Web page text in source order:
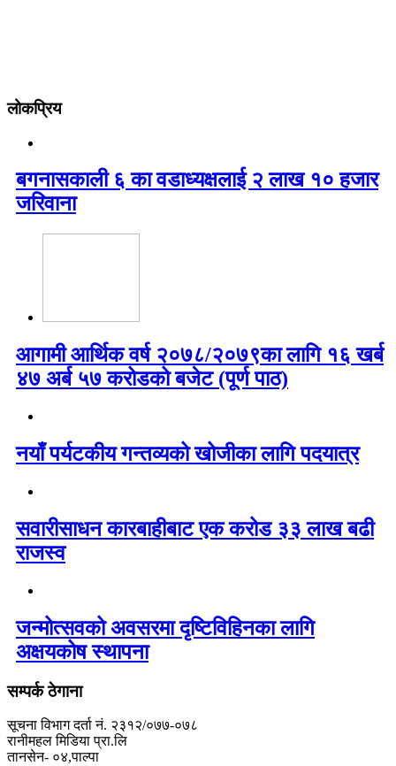
लोकप्रिय
बगनासकाली ६ का वडाध्यक्षलाई २ लाख १० हजार
जरिवाना
आगामी आर्थिक वर्ष २०७८/२०७९का लागि १६ खर्ब
४७ अर्ब ५७ करोडको बजेट (पूर्ण पाठ)
नयाँ पर्यटकीय गन्तव्यको खोजीका लागि पदयात्र
सवारीसाधन कारबाहीबाट एक करोड ३३ लाख बढी
राजस्व
जन्मोत्सवको अवसरमा दृष्टिविहिनका लागि
अक्षयकोष स्थापना
सम्पर्क ठेगाना
सूचना विभाग दर्ता नं. २३१२/०७७-०७८
रानीमहल मिडिया प्रा.लि
तानसेन- ०४,पाल्पा